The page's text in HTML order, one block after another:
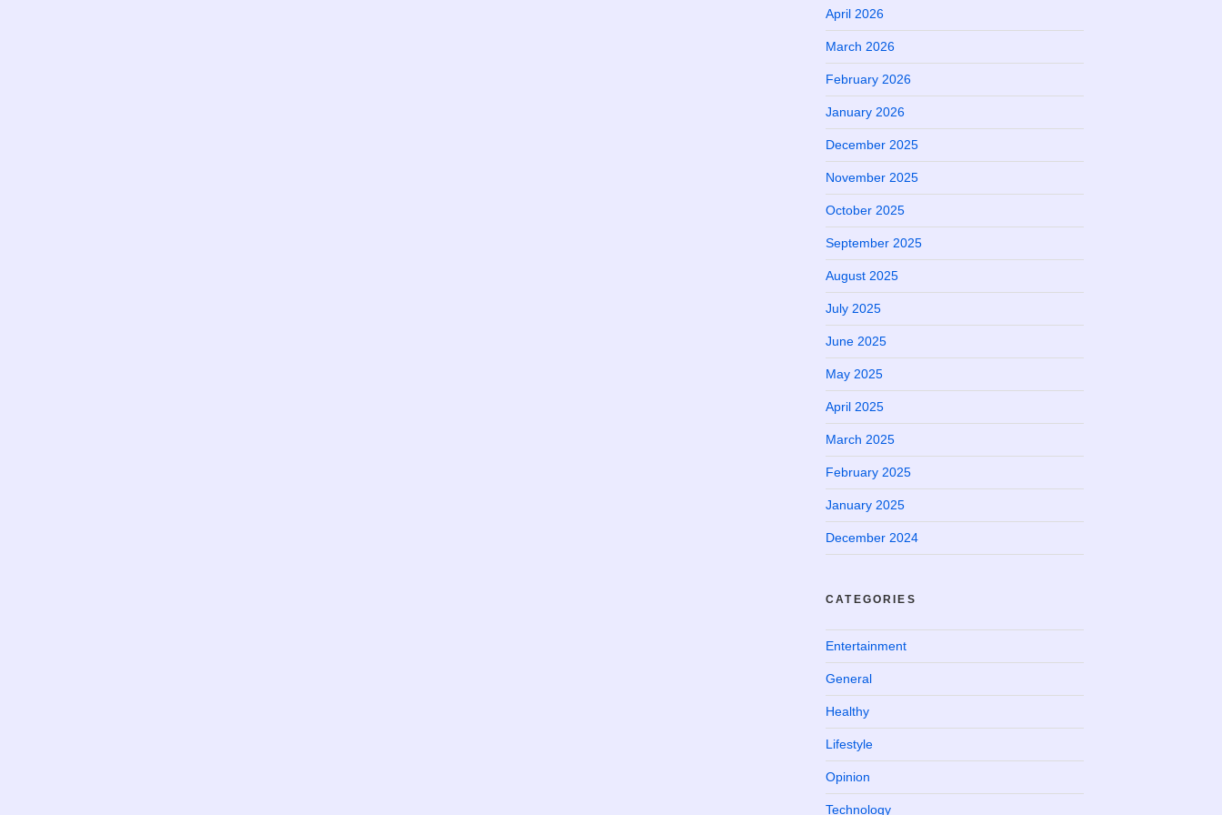
April 2026
March 2026
February 2026
January 2026
December 2025
November 2025
October 2025
September 2025
August 2025
July 2025
June 2025
May 2025
April 2025
March 2025
February 2025
January 2025
December 2024
CATEGORIES
Entertainment
General
Healthy
Lifestyle
Opinion
Technology